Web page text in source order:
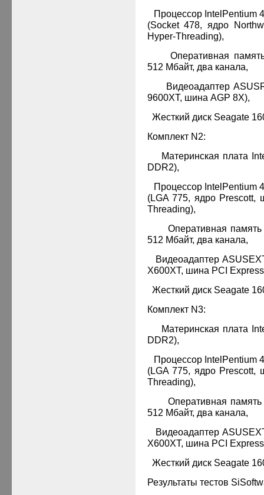
Процессор Intel Pentium
(Socket478, ядро
Hyper-Threading),
Оперативная
512 Мбайт, два канала,
ВидеоадаптерASUS
9600XT, шина AGP 8X),
Жесткий диск Seagate
Комплект N2:
Материнская плата
DDR2),
Процессор Intel Pentium
(LGA775, ядро Prescott,
Threading),
Оперативная
512 Мбайт, два канала,
Видеоадаптер ASUS
X600XT, шина PCI Express
Жесткий диск Seagate
Комплект N3:
Материнская плата
DDR2),
Процессор Intel Pentium
(LGA775, ядро Prescott,
Threading),
Оперативная
512 Мбайт, два канала,
Видеоадаптер ASUS
X600XT, шина PCI Express
Жесткий диск Seagate
Результаты тестов